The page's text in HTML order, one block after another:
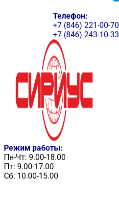
Телефон:
+7 (846) 221-00-70
+7 (846) 243-10-33
Режим работы:
Пн-Чт: 9.00-18.00
Пт: 9.00-17.00
Сб: 10.00-15.00